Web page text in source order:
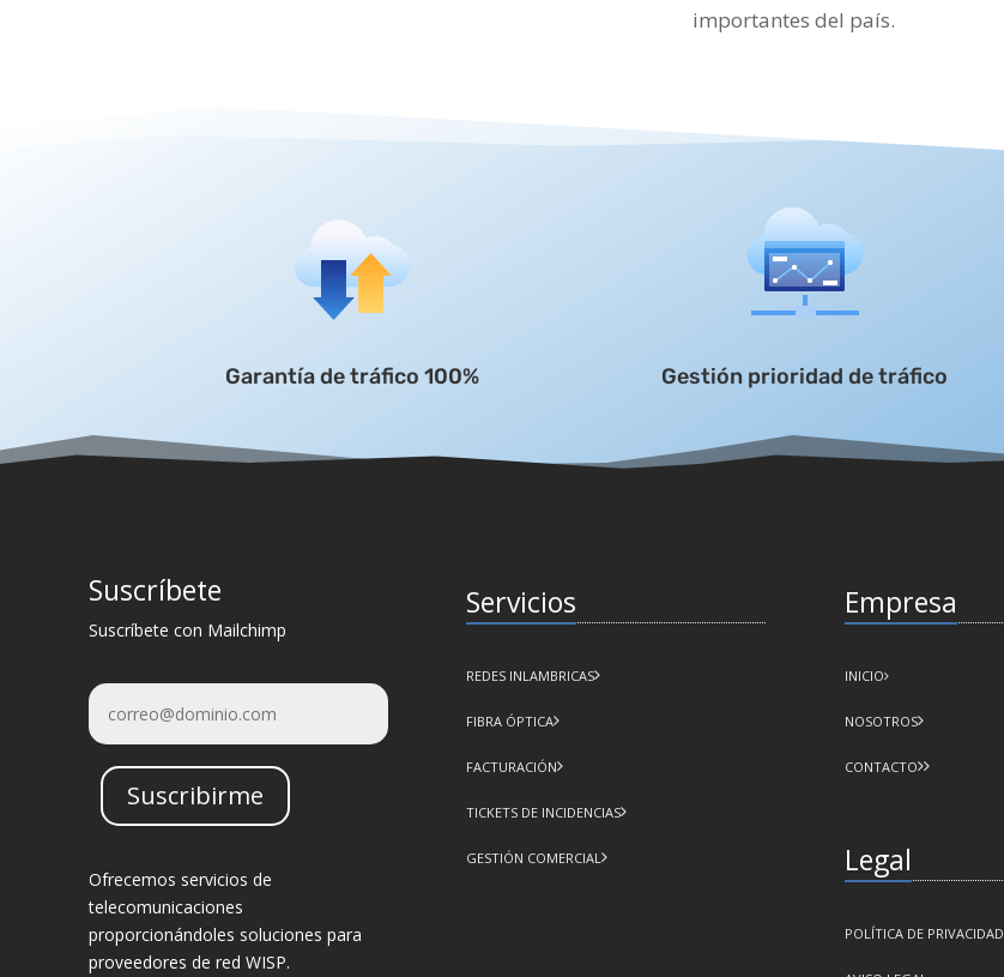
importantes del país.
Garantía de tráfico 100% Gestión prioridad de tráfico
Suscríbete
Suscríbete con Mailchimp
Suscribirme
Ofrecemos servicios de
telecomunicaciones
proporcionándoles soluciones para
proveedores de red WISP.
Servicios
REDES INLAMBRICAS
FIBRA ÓPTICA
FACTURACIÓN
TICKETS DE INCIDENCIAS
GESTIÓN COMERCIAL
Empresa
INICIO
NOSOTROS
CONTACTO
Legal
POLÍTICA DE PRIVACIDAD